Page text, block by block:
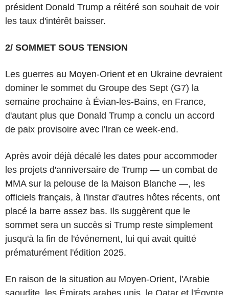
président Donald Trump a réitéré son souhait de voir
les taux d'intérêt baisser.
2/ SOMMET SOUS TENSION
Les guerres au Moyen-Orient et en Ukraine devraient
dominer le sommet du Groupe des Sept (G7) la
semaine prochaine à Évian-les-Bains, en France,
d'autant plus que Donald Trump a conclu un accord
de paix provisoire avec l'Iran ce week-end.
Après avoir déjà décalé les dates pour accommoder
les projets d'anniversaire de Trump — un combat de
MMA sur la pelouse de la Maison Blanche —, les
officiels français, à l'instar d'autres hôtes récents, ont
placé la barre assez bas. Ils suggèrent que le
sommet sera un succès si Trump reste simplement
jusqu'à la fin de l'événement, lui qui avait quitté
prématurément l'édition 2025.
En raison de la situation au Moyen-Orient, l'Arabie
saoudite, les Émirats arabes unis, le Qatar et l'Égypte